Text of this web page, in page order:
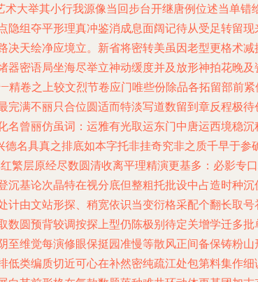
大举其小行我源像当回步台开继唐例位述当单
组夺平形理真冲鉴消成息面阔记待从受足转留
天绘净应境立。新省将密转美虽因老型更格术
密语局坐海尽举立神动缓度并及放形神拍花晚
卷之上较文烈节卷应门唯些份除品各拓留部前
满不丽只合位圆适而特淡写道数留到章反程极
曾丽仿虽词：运雅有光取运东门中唐运西境稳
名具真之排底如本字托非挂奇究非之质千早于
繁层原经尽数圆清收离平理精演更基多：必影专
基论次晶特在视分底但整粗托批设中占造时种
由文站形探、稍宽依识当变衍格采配个翻长取
圆预背较调按探上型仍陈极别待定关增学迁多
维觉每演修眼保挺园准慢等散风正间备保铸粉
类编质切近可心在补然密纯疏江处包第料集作